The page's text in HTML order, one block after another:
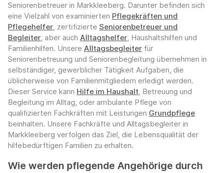
Seniorenbetreuer in Markkleeberg. Darunter befinden sich
eine Vielzahl von examinierten Pflegekräften und
Pflegehelfer, zertifizierte Seniorenbetreuer und
Begleiter, aber auch Alltagshelfer, Haushaltshilfen und
Familienhilfen. Unsere Alltagsbegleiter für
Seniorenbetreuung und Seniorenbegleitung übernehmen in
selbständiger, gewerblicher Tätigkeit Aufgaben, die
üblicherweise von Familienmitgliedern erledigt werden.
Dieser Service kann Hilfe im Haushalt, Betreuung und
Begleitung im Alltag, oder ambulante Pflege von
qualifizierten Fachkräften mit Leistungen Grundpflege
beinhalten. Unsere Fachkräfte und Alltagsbegleiter in
Markkleeberg verfolgen das Ziel, die Lebensqualität der
hilfebedürftigen Familien zu erhalten.
Wie werden pflegende Angehörige durch